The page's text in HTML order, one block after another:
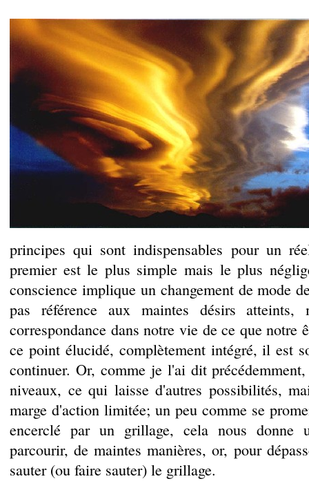
principes qui sont indispensables pour un
premier est le plus simple mais le plus
conscience implique un changement de mode
pas référence aux maintes désirs
correspondance dans notre vie de ce que notre
ce point élucidé, complètement intégré, il est
continuer. Or, comme je l'ai dit
niveaux, ce qui laisse d'autres possibilités,
marge d'action limitée; un peu comme se
encerclé par un grillage, cela nous donne
parcourir, de maintes manières, or, pour
sauter (ou faire sauter) le grillage.